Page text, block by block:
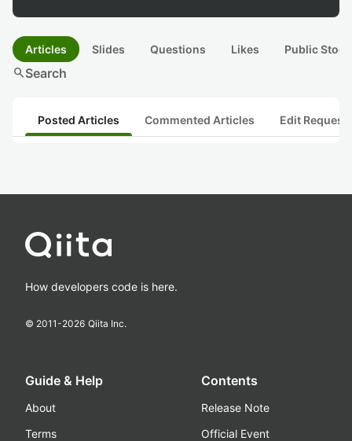
Articles Slides Questions Likes Public
searchSearch
Posted Articles Commented Articles Edit
How developers code is here.
© 2011-2026 Qiita Inc.
Guide & Help
About
Terms
Contents
Release Note
Official Event